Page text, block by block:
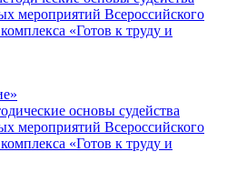
основы судейства
мероприятий Всероссийского
«Готов к труду и